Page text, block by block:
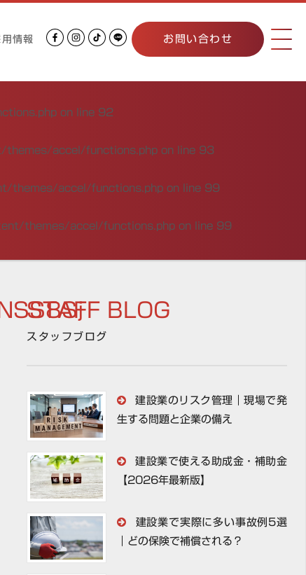
お問い合わせ
情報
on line 92
themes/accel/functions.php on line 93
themes/accel/functions.php on line 99
themes/accel/functions.php on line 99
STAFF BLOG
スタッフブログ
建設業のリスク管理｜現場で発
生する問題と企業の備え
建設業で使える助成金・補助金
【2026年最新版】
建設業で実際に多い事故例5選
｜どの保険で補償される？